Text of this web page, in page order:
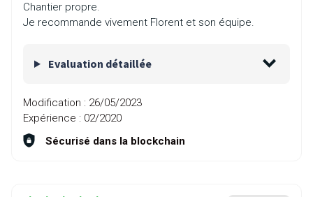
Chantier propre.
Je recommande vivement Florent et son équipe.
Evaluation détaillée
Modification : 26/05/2023
Expérience : 02/2020
Sécurisé dans la blockchain